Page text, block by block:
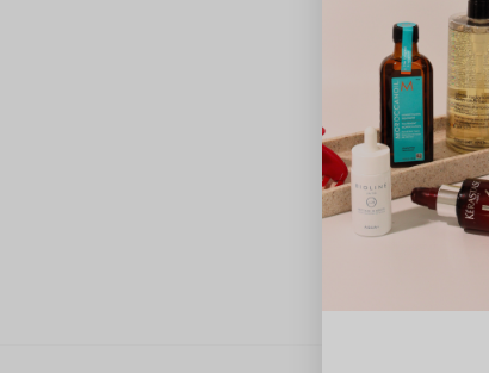
Soins du visage
Maquillage
Bain et Corps
Bijoux